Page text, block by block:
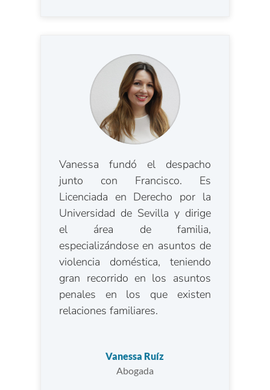
Vanessa fundó el despacho
junto con Francisco. Es
Licenciada en Derecho por la
Universidad de Sevilla y dirige
el área de familia,
especializándose en asuntos de
violencia doméstica, teniendo
gran recorrido en los asuntos
penales en los que existen
relaciones familiares.
Vanessa Ruíz
Abogada